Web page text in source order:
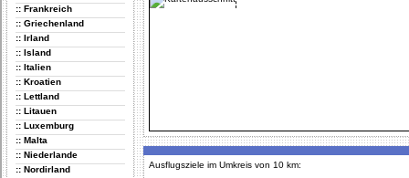
:: Frankreich
:: Griechenland
:: Irland
:: Island
:: Italien
:: Kroatien
:: Lettland
:: Litauen
:: Luxemburg
:: Malta
:: Niederlande
:: Nordirland
Ausflugsziele im Umkreis von 10 km: